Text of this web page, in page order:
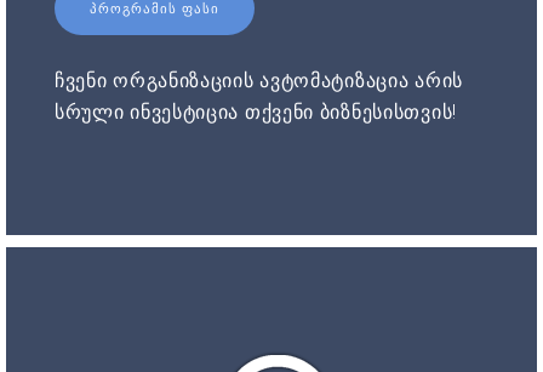
ᲞᲠᲝᲒᲠᲐᲛᲘᲡ ᲤᲐᲡᲘ
ჩვენი ორგანიზაციის ავტომატიზაცია არის
სრული ინვესტიცია თქვენი ბიზნესისთვის!